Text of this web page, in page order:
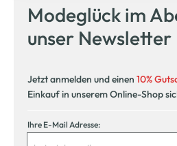
Modeglück im
unser Newsletter
Jetzt anmelden und einen 10%
Einkauf in unserem Online-Shop
Ihre E-Mail Adresse: